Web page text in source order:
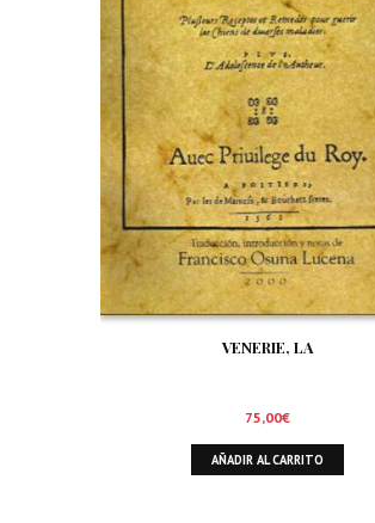
VENERIE, LA
75,00€
AÑADIR AL CARRITO